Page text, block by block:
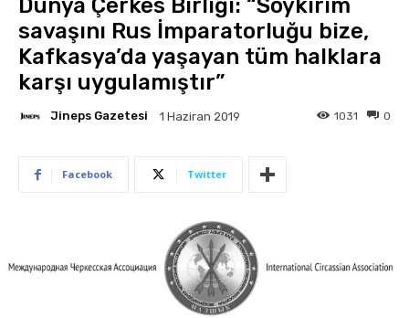
Dünya Çerkes Birliği: “Soykırım
savaşını Rus İmparatorluğu bize,
Kafkasya’da yaşayan tüm halklara
karşı uygulamıştır”
Jineps Gazetesi 1 Haziran 2019 0
1031
Facebook Twitter